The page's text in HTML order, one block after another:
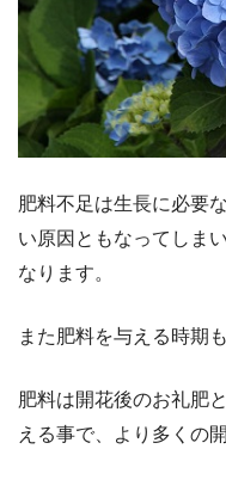
肥料不足は生長に必要
い原因ともなってしま
なります。
また肥料を与える時期
肥料は開花後のお礼肥
える事で、より多くの